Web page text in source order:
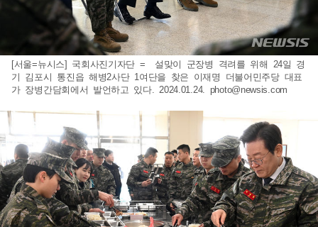
[서울=뉴시스] 국회사진기자단 = 설맞이 군장병 격려를 위해 24일 경
기 김포시 통진읍 해병2사단 1여단을 찾은 이재명 더불어민주당 대표
가 장병간담회에서 발언하고 있다. 2024.01.24. photo@newsis.com